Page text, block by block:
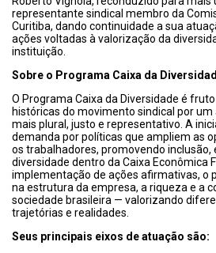
representante sindical membro da
Curitiba, dando continuidade a sua
ações voltadas à valorização da
instituição.
Sobre o Programa Caixa da
O Programa Caixa da Diversidade é
históricas do movimento sindical por
mais plural, justo e representativo. A
demanda por políticas que ampliem as
os trabalhadores, promovendo inclusão,
diversidade dentro da Caixa Econômica
implementação de ações afirmativas, o
na estrutura da empresa, a riqueza e a
sociedade brasileira — valorizando
trajetórias e realidades.
Seus principais eixos de atuação são: